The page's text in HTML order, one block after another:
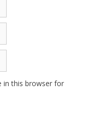
in this browser for